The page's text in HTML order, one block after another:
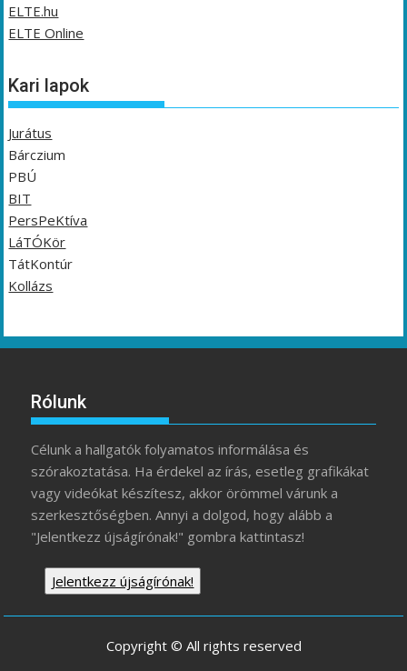
ELTE.hu
ELTE Online
Kari lapok
Jurátus
Bárczium
PBÚ
BIT
PersPeKtíva
LáTÓKör
TátKontúr
Kollázs
Rólunk
Célunk a hallgatók folyamatos informálása és
szórakoztatása. Ha érdekel az írás, esetleg grafikákat
vagy videókat készítesz, akkor örömmel várunk a
szerkesztőségben. Annyi a dolgod, hogy alább a
"Jelentkezz újságírónak!" gombra kattintasz!
Jelentkezz újságírónak!
Copyright © All rights reserved